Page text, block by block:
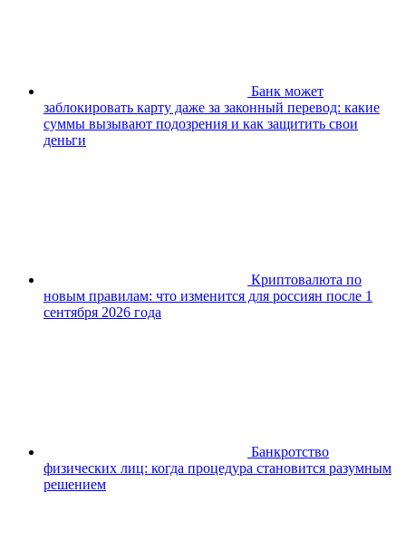
Банк может
заблокировать карту даже за законный перевод: какие
суммы вызывают подозрения и как защитить свои
деньги
Криптовалюта по
новым правилам: что изменится для россиян после 1
сентября 2026 года
Банкротство
физических лиц: когда процедура становится разумным
решением